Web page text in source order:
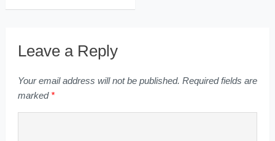
Leave a Reply
Your email address will not be published. Required fields are
marked *